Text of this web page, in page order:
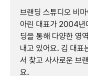
브랜딩 스튜디오 비
아린 대표가 2004년
딩을 통해 다양한 영
내고 있어요. 김 대표
서 찾고 사사로운 브
요.